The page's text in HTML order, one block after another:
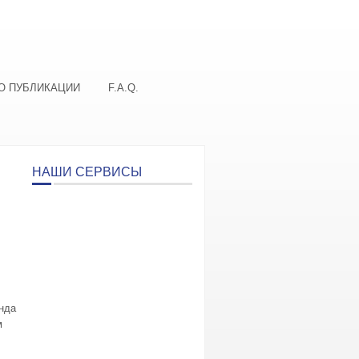
ПУБЛИКАЦИИ F.A.Q.
НАШИ СЕРВИСЫ